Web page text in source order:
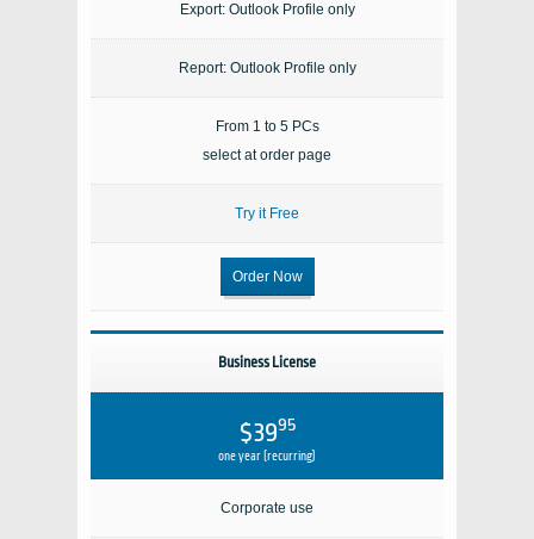
Export: Outlook Profile only
Report: Outlook Profile only
From 1 to 5 PCs
select at order page
Try it Free
Order Now
Business License
$3995
one year (recurring)
Corporate use